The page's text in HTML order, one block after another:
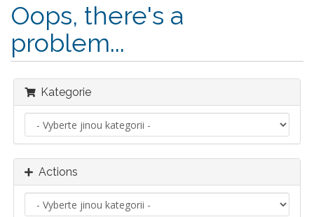
Oops, there's a
problem...
Kategorie
Actions